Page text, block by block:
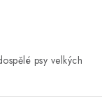
psy velkých